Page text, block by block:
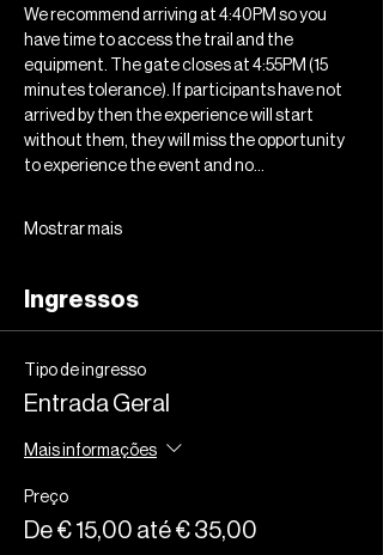
We recommend arriving at 4:40PM so you
have time to access the trail and the
equipment. The gate closes at 4:55PM (15
minutes tolerance). If participants have not
arrived by then the experience will start
without them, they will miss the opportunity
to experience the event and no…
Mostrar mais
Ingressos
Tipo de ingresso
Entrada Geral
Mais informações
Preço
De € 15,00 até € 35,00